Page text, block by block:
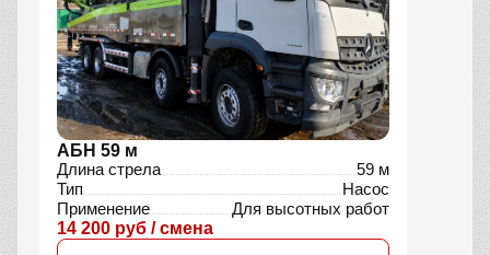
АБН 59 м
Длина стрела
59 м
Тип
Насос
Применение
Для высотных работ
14 200 руб / смена